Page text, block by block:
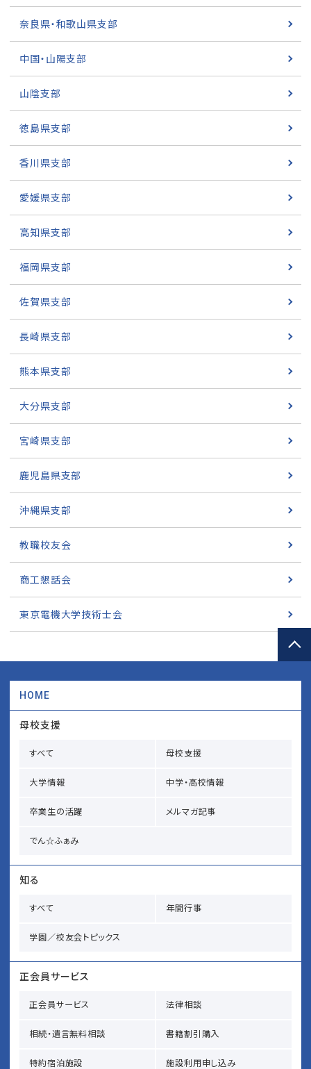
奈良県・和歌山県支部
中国・山陽支部
山陰支部
徳島県支部
香川県支部
愛媛県支部
高知県支部
福岡県支部
佐賀県支部
長崎県支部
熊本県支部
大分県支部
宮崎県支部
鹿児島県支部
沖縄県支部
教職校友会
商工懇話会
東京電機大学技術士会
HOME
母校支援
すべて 母校支援
大学情報 中学・高校情報
卒業生の活躍 メルマガ記事
でん☆ふぁみ
知る
すべて 年間行事
学園／校友会トピックス
正会員サービス
正会員サービス 法律相談
相続・遺言無料相談 書籍割引購入
特約宿泊施設 施設利用申し込み